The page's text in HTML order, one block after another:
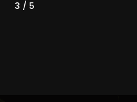
3 / 5